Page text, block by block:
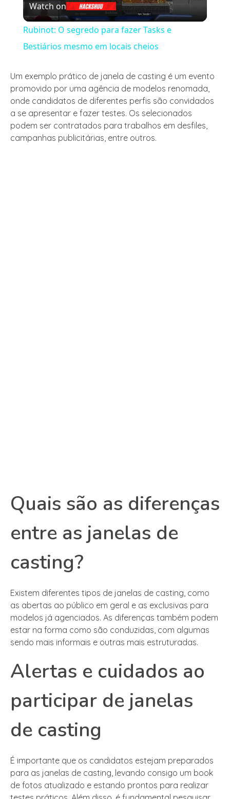
Video
Watch on
Rubinot: O segredo para fazer Tasks e
Bestiários mesmo em locais cheios
Um exemplo prático de janela de casting é um evento
promovido por uma agência de modelos renomada,
onde candidatos de diferentes perfis são convidados
a se apresentar e fazer testes. Os selecionados
podem ser contratados para trabalhos em desfiles,
campanhas publicitárias, entre outros.
Quais são as diferenças
entre as janelas de
casting?
Existem diferentes tipos de janelas de casting, como
as abertas ao público em geral e as exclusivas para
modelos já agenciados. As diferenças também podem
estar na forma como são conduzidas, com algumas
sendo mais informais e outras mais estruturadas.
Alertas e cuidados ao
participar de janelas
de casting
É importante que os candidatos estejam preparados
para as janelas de casting, levando consigo um book
de fotos atualizado e estando prontos para realizar